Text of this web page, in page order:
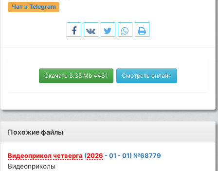
Чат в Telegram
Скачать 3.35 Mb 4431 Смотреть онлайн
Похожие файлы
Видеоприкол четверга (2026 - 01 - 01) №68779
Видеоприколы